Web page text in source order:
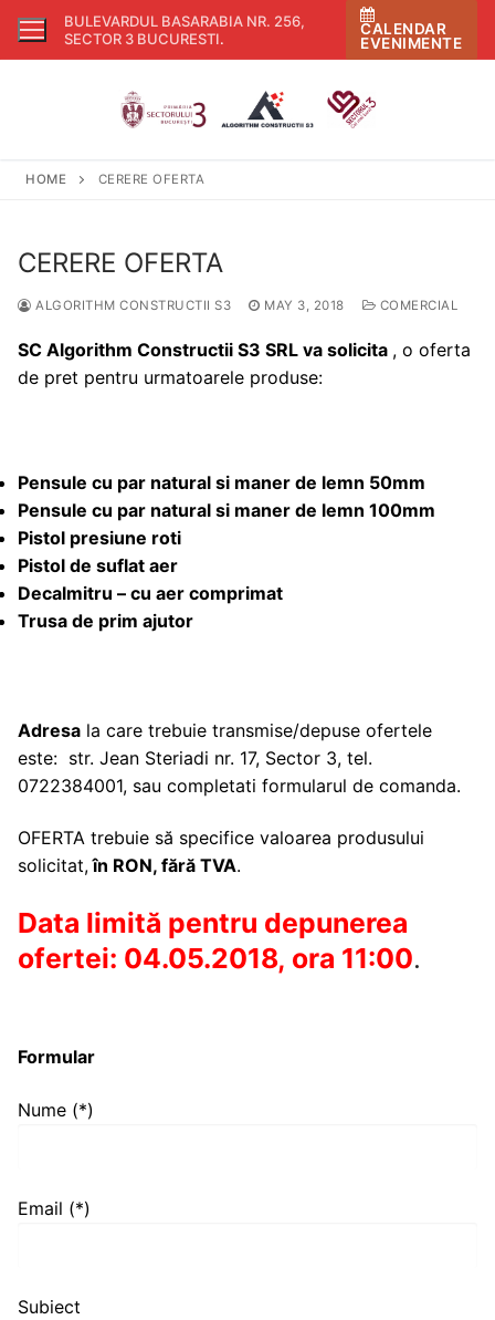
Skip
BULEVARDUL BASARABIA NR. 256,
SECTOR 3 BUCURESTI.
CALENDAR
EVENIMENTE
HOME CERERE OFERTA
CERERE OFERTA
ALGORITHM CONSTRUCTII S3 MAY 3, 2018 COMERCIAL
SC Algorithm Constructii S3 SRL va solicita , o oferta
de pret pentru urmatoarele produse:
Pensule cu par natural si maner de lemn 50mm
Pensule cu par natural si maner de lemn 100mm
Pistol presiune roti
Pistol de suflat aer
Decalmitru – cu aer comprimat
Trusa de prim ajutor
Adresa la care trebuie transmise/depuse ofertele
este: str. Jean Steriadi nr. 17, Sector 3, tel.
0722384001, sau completati formularul de comanda.
OFERTA trebuie să specifice valoarea produsului
solicitat,în RON, fără TVA.
Data limită pentru depunerea
ofertei: 04.05.2018, ora 11:00.
Formular
Nume (*)
Email (*)
Subiect